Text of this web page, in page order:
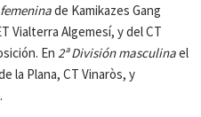
de Kamikazes Gang
Vialterra Algemesí, y del CT
En 2ª División masculinael
la Plana, CT Vinaròs, y